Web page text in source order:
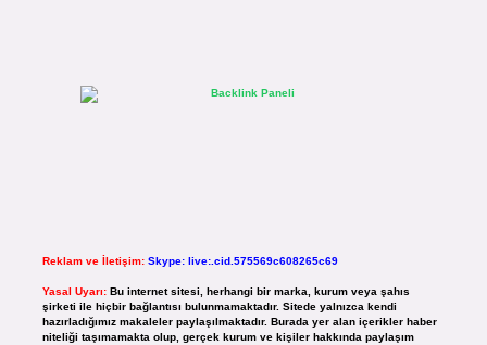
Reklam ve İletişim: Skype: live:.cid.575569c608265c69
Yasal Uyarı: Bu internet sitesi, herhangi bir marka, kurum veya şahıs
şirketi ile hiçbir bağlantısı bulunmamaktadır. Sitede yalnızca kendi
hazırladığımız makaleler paylaşılmaktadır. Burada yer alan içerikler haber
niteliği taşımamakta olup, gerçek kurum ve kişiler hakkında paylaşım